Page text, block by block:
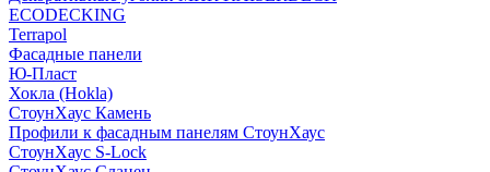
ECODECKING
Terrapol
Фасадные панели
Ю-Пласт
Хокла (Hokla)
СтоунХаус Камень
Профили к фасадным панелям СтоунХаус
СтоунХаус S-Lock